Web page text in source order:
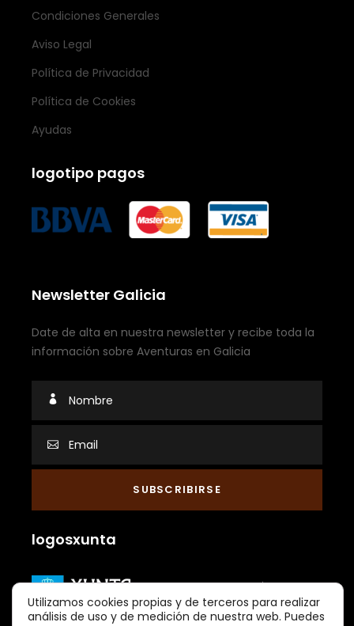
Condiciones Generales
Aviso Legal
Política de Privacidad
Política de Cookies
Ayudas
logotipo pagos
Newsletter Galicia
Date de alta en nuestra newsletter y recibe toda la
información sobre Aventuras en Galicia
logosxunta
Utilizamos cookies propias y de terceros para realizar
análisis de uso y de medición de nuestra web. Puedes